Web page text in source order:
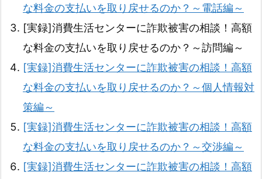
な料金の支払いを取り戻せるのか？～電話編～
[実録]消費生活センターに詐欺被害の相談！高額
な料金の支払いを取り戻せるのか？～訪問編～
[実録]消費生活センターに詐欺被害の相談！高額
な料金の支払いを取り戻せるのか？～個人情報対
策編～
[実録]消費生活センターに詐欺被害の相談！高額
な料金の支払いを取り戻せるのか？～交渉編～
[実録]消費生活センターに詐欺被害の相談！高額